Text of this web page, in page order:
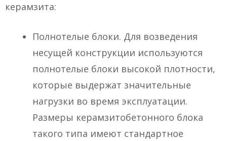
керамзита:
Полнотелые блоки. Для возведения
несущей конструкции используются
полнотелые блоки высокой плотности,
которые выдержат значительные
нагрузки во время эксплуатации.
Размеры керамзитобетонного блока
такого типа имеют стандартное